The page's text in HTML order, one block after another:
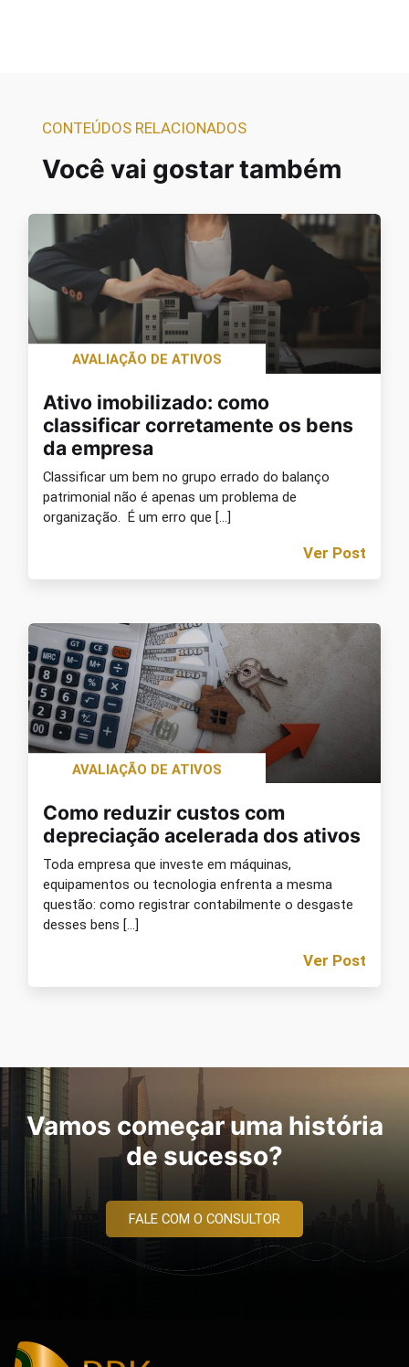
CONTEÚDOS RELACIONADOS
Você vai gostar também
AVALIAÇÃO DE ATIVOS
Ativo imobilizado: como
classificar corretamente os bens
da empresa
Classificar um bem no grupo errado do balanço
patrimonial não é apenas um problema de
organização. É um erro que […]
Ver Post
AVALIAÇÃO DE ATIVOS
Como reduzir custos com
depreciação acelerada dos ativos
Toda empresa que investe em máquinas,
equipamentos ou tecnologia enfrenta a mesma
questão: como registrar contabilmente o desgaste
desses bens […]
Ver Post
Vamos começar uma história
de sucesso?
FALE COM O CONSULTOR